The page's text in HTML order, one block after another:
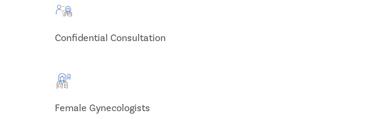
Confidential Consultation
Female Gynecologists